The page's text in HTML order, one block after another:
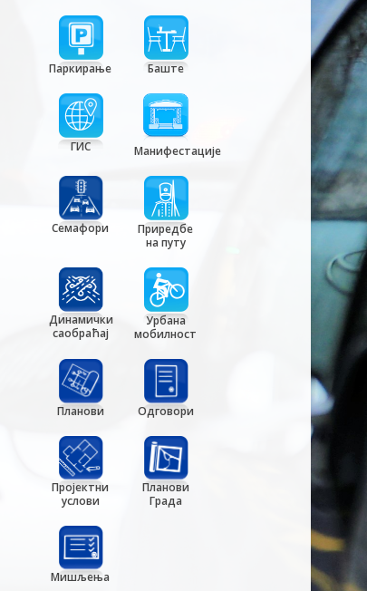
Паркирање Баште
ГИС Манифестације
Семафори
Приредбе
на путу
Динамички
саобраћај
Урбана
мобилност
Планови Одговори
Пројектни
услови
Планови
Града
Мишљења